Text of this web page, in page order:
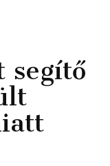
segítő